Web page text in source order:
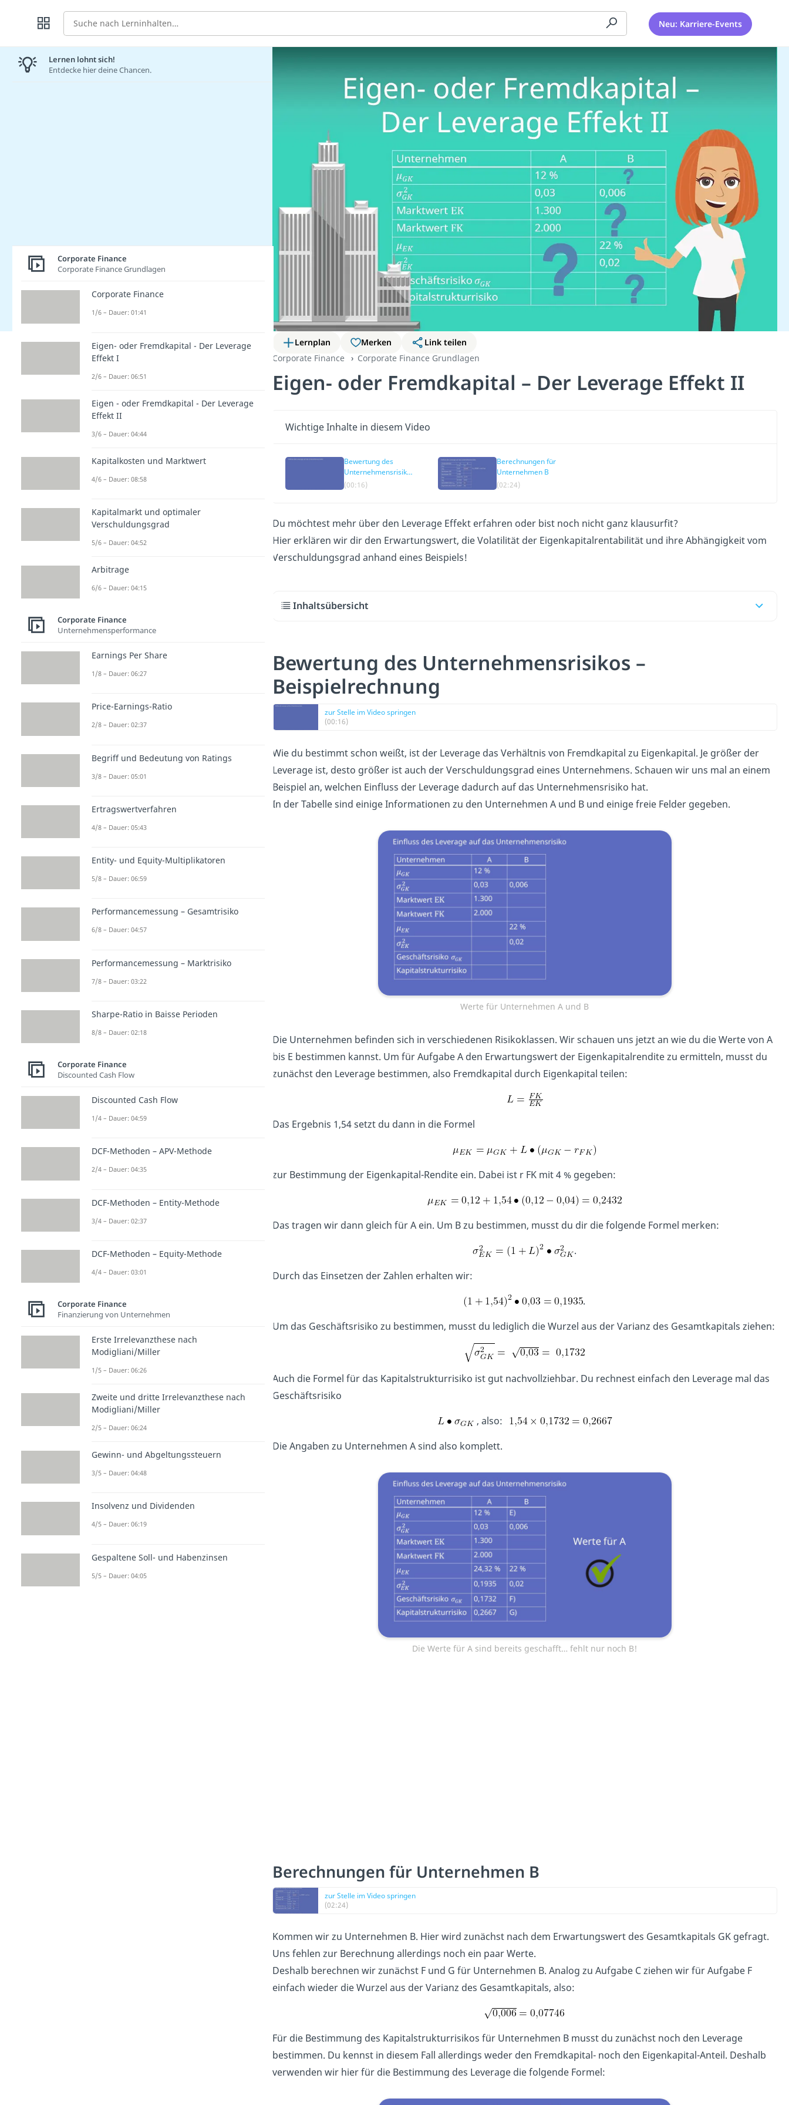
Suche Neu: Karriere-Events
Lernplan Merken
Link teilen
Corporate Finance
Corporate Finance Grundlagen
Eigen- oder Fremdkapital – Der Leverage Effekt II
Wichtige Inhalte in diesem Video
Bewertung des
Unternehmensrisikos
– Beispielrechnung
(00:16)
Berechnungen für
Unternehmen B
(02:24)
Du möchtest mehr über den Leverage Effekt erfahren oder bist noch nicht ganz klausurfit?
Hier erklären wir dir den Erwartungswert, die Volatilität der Eigenkapitalrentabilität und ihre Abhängigkeit vom
Verschuldungsgrad anhand eines Beispiels!
Inhaltsübersicht
Bewertung des Unternehmensrisikos –
Beispielrechnung
zur Stelle im Video springen
(00:16)
Wie du bestimmt schon weißt, ist der Leverage das Verhältnis von Fremdkapital zu Eigenkapital. Je größer der
Leverage ist, desto größer ist auch der Verschuldungsgrad eines Unternehmens. Schauen wir uns mal an einem
Beispiel an, welchen Einfluss der Leverage dadurch auf das Unternehmensrisiko hat.
In der Tabelle sind einige Informationen zu den Unternehmen A und B und einige freie Felder gegeben.
Werte für Unternehmen A und B
Die Unternehmen befinden sich in verschiedenen Risikoklassen. Wir schauen uns jetzt an wie du die Werte von A
bis E bestimmen kannst. Um für Aufgabe A den Erwartungswert der Eigenkapitalrendite zu ermitteln, musst du
zunächst den Leverage bestimmen, also Fremdkapital durch Eigenkapital teilen:
Das Ergebnis 1,54 setzt du dann in die Formel
zur Bestimmung der Eigenkapital-Rendite ein. Dabei ist r FK mit 4 % gegeben:
Das tragen wir dann gleich für A ein. Um B zu bestimmen, musst du dir die folgende Formel merken:
.
Durch das Einsetzen der Zahlen erhalten wir:
.
Um das Geschäftsrisiko zu bestimmen, musst du lediglich die Wurzel aus der Varianz des Gesamtkapitals ziehen:
Auch die Formel für das Kapitalstrukturrisiko ist gut nachvollziehbar. Du rechnest einfach den Leverage mal das
Geschäftsrisiko
, also:
Die Angaben zu Unternehmen A sind also komplett.
Die Werte für A sind bereits geschafft… fehlt nur noch B!
Berechnungen für Unternehmen B
zur Stelle im Video springen
(02:24)
Kommen wir zu Unternehmen B. Hier wird zunächst nach dem Erwartungswert des Gesamtkapitals GK gefragt.
Uns fehlen zur Berechnung allerdings noch ein paar Werte.
Deshalb berechnen wir zunächst F und G für Unternehmen B. Analog zu Aufgabe C ziehen wir für Aufgabe F
einfach wieder die Wurzel aus der Varianz des Gesamtkapitals, also:
Für die Bestimmung des Kapitalstrukturrisikos für Unternehmen B musst du zunächst noch den Leverage
bestimmen. Du kennst in diesem Fall allerdings weder den Fremdkapital- noch den Eigenkapital-Anteil. Deshalb
verwenden wir hier für die Bestimmung des Leverage die folgende Formel:
Lernen lohnt sich!
Entdecke hier deine Chancen.
Corporate Finance
Corporate Finance Grundlagen
Corporate Finance
1/6 – Dauer: 01:41
Eigen- oder Fremdkapital - Der Leverage
Effekt I
2/6 – Dauer: 06:51
Eigen - oder Fremdkapital - Der Leverage
Effekt II
3/6 – Dauer: 04:44
Kapitalkosten und Marktwert
4/6 – Dauer: 08:58
Kapitalmarkt und optimaler
Verschuldungsgrad
5/6 – Dauer: 04:52
Arbitrage
6/6 – Dauer: 04:15
Corporate Finance
Unternehmensperformance
Earnings Per Share
1/8 – Dauer: 06:27
Price-Earnings-Ratio
2/8 – Dauer: 02:37
Begriff und Bedeutung von Ratings
3/8 – Dauer: 05:01
Ertragswertverfahren
4/8 – Dauer: 05:43
Entity- und Equity-Multiplikatoren
5/8 – Dauer: 06:59
Performancemessung – Gesamtrisiko
6/8 – Dauer: 04:57
Performancemessung – Marktrisiko
7/8 – Dauer: 03:22
Sharpe-Ratio in Baisse Perioden
8/8 – Dauer: 02:18
Corporate Finance
Discounted Cash Flow
Discounted Cash Flow
1/4 – Dauer: 04:59
DCF-Methoden – APV-Methode
2/4 – Dauer: 04:35
DCF-Methoden – Entity-Methode
3/4 – Dauer: 02:37
DCF-Methoden – Equity-Methode
4/4 – Dauer: 03:01
Corporate Finance
Finanzierung von Unternehmen
Erste Irrelevanzthese nach
Modigliani/Miller
1/5 – Dauer: 06:26
Zweite und dritte Irrelevanzthese nach
Modigliani/Miller
2/5 – Dauer: 06:24
Gewinn- und Abgeltungssteuern
3/5 – Dauer: 04:48
Insolvenz und Dividenden
4/5 – Dauer: 06:19
Gespaltene Soll- und Habenzinsen
5/5 – Dauer: 04:05